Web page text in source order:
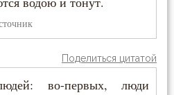
Поделиться цитатой
во-первых, люди